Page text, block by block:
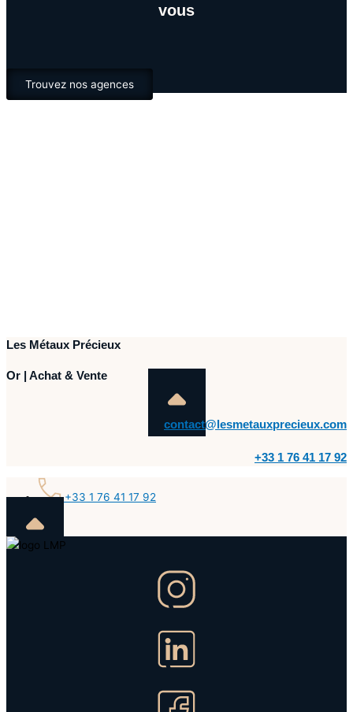
vous
Trouvez nos agences
Les Métaux Précieux
Or | Achat & Vente
contact@lesmetauxprecieux.com
+33 1 76 41 17 92
+33 1 76 41 17 92